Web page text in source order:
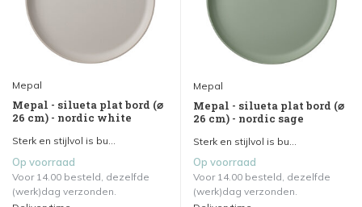
Mepal
Mepal - silueta plat bord (⌀
26 cm) - nordic white
Sterk en stijlvol is bu...
Op voorraad
Voor 14.00 besteld, dezelfde
(werk)dag verzonden.
Mepal
Mepal - silueta plat bord (⌀
26 cm) - nordic sage
Sterk en stijlvol is bu...
Op voorraad
Voor 14.00 besteld, dezelfde
(werk)dag verzonden.